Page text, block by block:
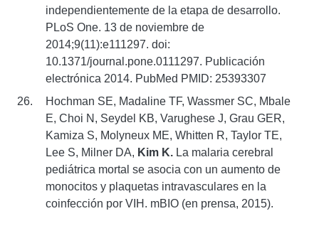
independientemente de la etapa de desarrollo.
PLoS One. 13 de noviembre de
2014;9(11):e111297. doi:
10.1371/journal.pone.0111297. Publicación
electrónica 2014. PubMed PMID: 25393307
Hochman SE, Madaline TF, Wassmer SC, Mbale
E, Choi N, Seydel KB, Varughese J, Grau GER,
Kamiza S, Molyneux ME, Whitten R, Taylor TE,
Lee S, Milner DA, Kim K. La malaria cerebral
pediátrica mortal se asocia con un aumento de
monocitos y plaquetas intravasculares en la
coinfección por VIH. mBIO (en prensa, 2015).